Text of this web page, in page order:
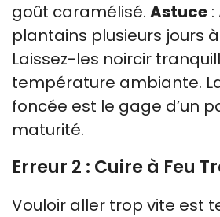
goût caramélisé. Astuce
plantains plusieurs jours à
Laissez-les noircir
température ambiante.
foncée est le gage d’un
maturité.
Erreur 2 : Cuire à Feu
Vouloir aller trop vite est